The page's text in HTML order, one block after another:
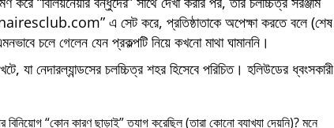
এ সেট করে, প্রতিষ্ঠাতাকে অপেক্ষা করতে বলে (শেষ
চলে গেলেন যেন প্রকল্পটি নিয়ে কখনো মাথা ঘামাননি।
যা নেদারল্যান্ডসের চলচ্চিত্র শহর হিসেবে পরিচিত। হলিউডের ধ্বংসকারী
বিনিয়োগ কোন কারণ ছাড়াই ত্যাগ করেছিল (তারা কোনো ব্যাখ্যা দেয়নি)? মনে